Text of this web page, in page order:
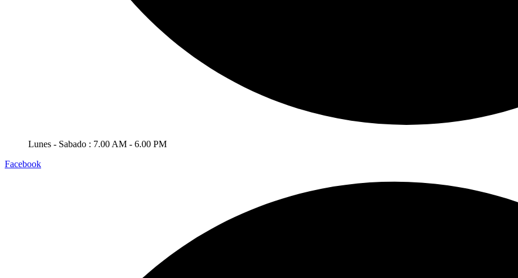
Lunes - Sabado : 7.00 AM - 6.00 PM
Facebook